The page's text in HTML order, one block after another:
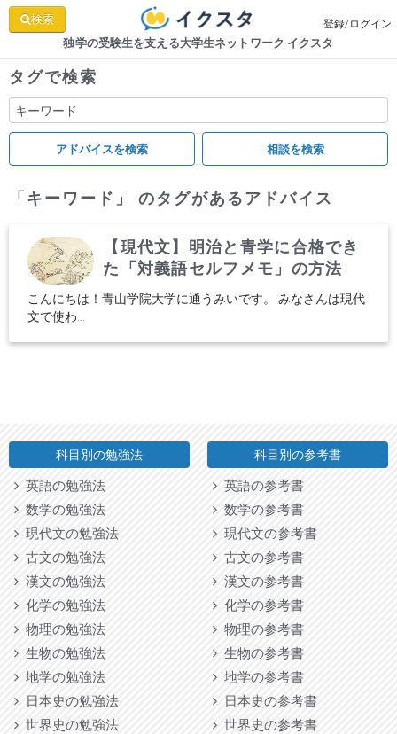
検索 登録/ログイン
独学の受験生を支える大学生ネットワーク イクスタ
タグで検索
「キーワード」 のタグがあるアドバイス
【現代文】明治と青学に合格でき
た「対義語セルフメモ」の方法
こんにちは！青山学院大学に通うみいです。 みなさんは現代
文で使わ...
科目別の勉強法
英語の勉強法
数学の勉強法
現代文の勉強法
古文の勉強法
漢文の勉強法
化学の勉強法
物理の勉強法
生物の勉強法
地学の勉強法
日本史の勉強法
世界史の勉強法
科目別の参考書
英語の参考書
数学の参考書
現代文の参考書
古文の参考書
漢文の参考書
化学の参考書
物理の参考書
生物の参考書
地学の参考書
日本史の参考書
世界史の参考書